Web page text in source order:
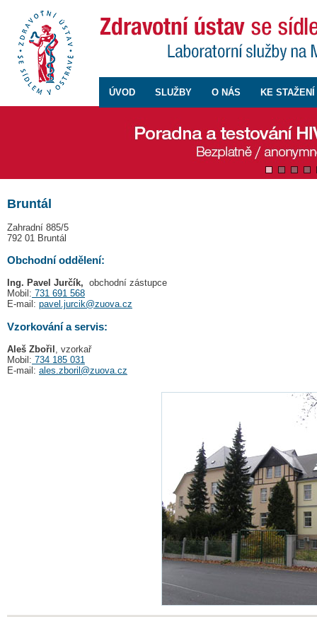
ÚVOD SLUŽBY O NÁS KE STAŽENÍ
Bruntál
Zahradní 885/5
792 01 Bruntál
Obchodní oddělení:
Ing. Pavel Jurčík, obchodní zástupce
Mobil: 731 691 568
E-mail: pavel.jurcik@zuova.cz
Vzorkování a servis:
Aleš Zbořil , vzorkař
Mobil: 734 185 031
E-mail: ales.zboril@zuova.cz